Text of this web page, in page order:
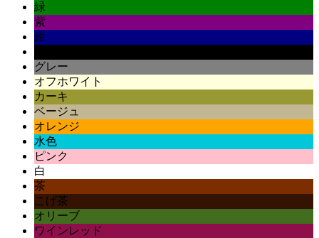
緑
紫
紺
グレー
オフホワイト
カーキ
ベージュ
オレンジ
水色
ピンク
白
茶
こげ茶
オリーブ
ワインレッド